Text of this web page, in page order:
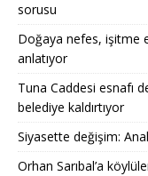
sorusu
Doğaya nefes, işitme
anlatıyor
Tuna Caddesi esnafı
belediye kaldırtıyor
Siyasette değişim:
Orhan Sarıbal’a